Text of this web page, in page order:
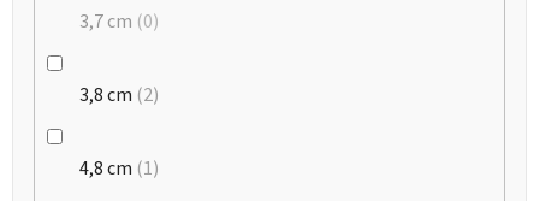
3,7 cm 0
3,8 cm 2
4,8 cm 1